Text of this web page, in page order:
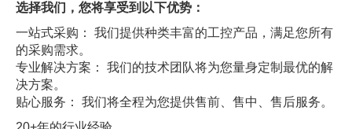
选择我们，您将享受到以下优势：
一站式采购： 我们提供种类丰富的工控产品，满足您所有
的采购需求。
专业解决方案： 我们的技术团队将为您量身定制最优的解
决方案。
贴心服务： 我们将全程为您提供售前、售中、售后服务。